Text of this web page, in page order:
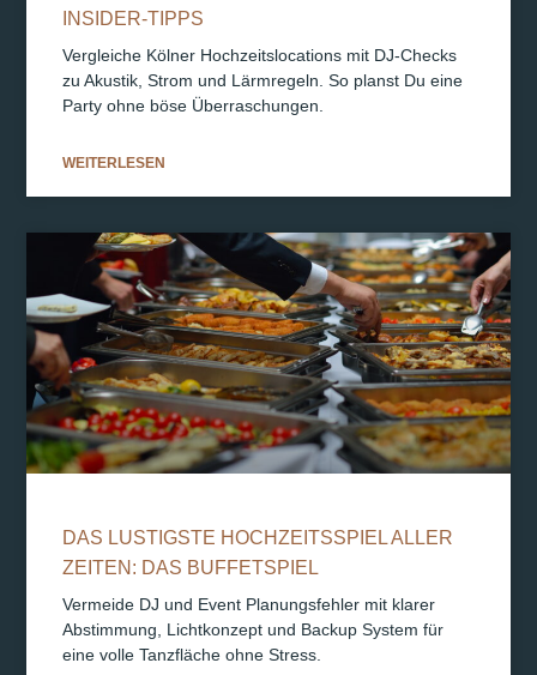
INSIDER-TIPPS
Vergleiche Kölner Hochzeitslocations mit DJ-Checks
zu Akustik, Strom und Lärmregeln. So planst Du eine
Party ohne böse Überraschungen.
WEITERLESEN
DAS LUSTIGSTE HOCHZEITSSPIEL ALLER
ZEITEN: DAS BUFFETSPIEL
Vermeide DJ und Event Planungsfehler mit klarer
Abstimmung, Lichtkonzept und Backup System für
eine volle Tanzfläche ohne Stress.